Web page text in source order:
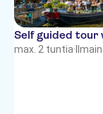
Self guided tour
max. 2 tuntia·